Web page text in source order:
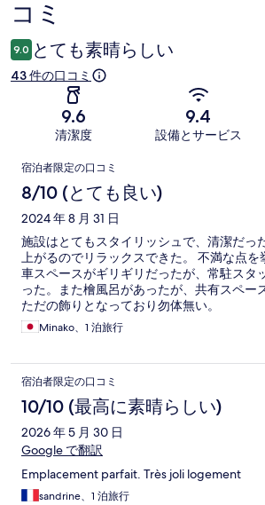
コ
ミ
コミ
9.0 とても素晴らしい
43 件の口コミ
9.6
清潔度
9.4
設備とサービス
口
コ
ミ
宿泊者限定の口コミ
8/10 (とても良い)
2024 年 8 月 31 日
施設はとてもスタイリッシュで、清潔だっ
上がるのでリラックスできた。 不満な点を
車スペースがギリギリだったが、常駐スタ
った。また檜風呂があったが、共有スペー
ただの飾りとなっており勿体無い。
Minako、1 泊旅行
宿泊者限定の口コミ
10/10 (最高に素晴らしい)
2026 年 5 月 30 日
Google で翻訳
Emplacement parfait. Très joli logement
sandrine、1 泊旅行